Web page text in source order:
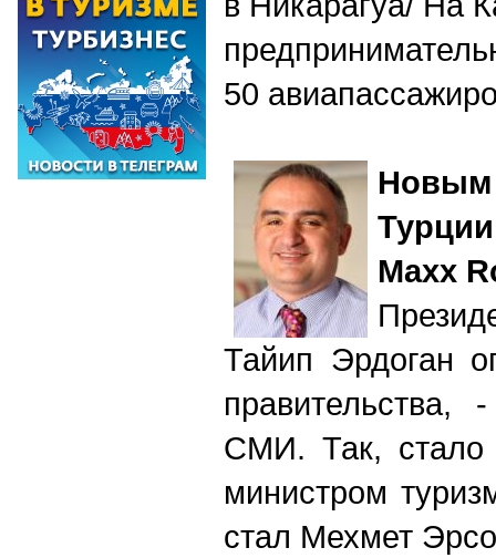
50
Новым
Maxx
Тайип Эрдоган
СМИ. Так, стало
министром
стал Мехмет